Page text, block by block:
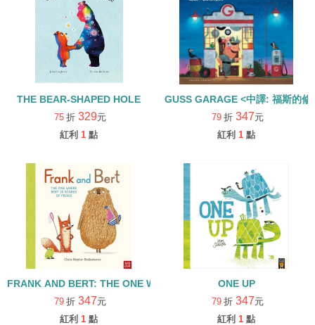
THE BEAR-SHAPED HOLE
75 折 329元
紅利 1 點
GUSS GARAGE <中譯: 福斯的修
79 折 347元
紅利 1 點
FRANK AND BERT: THE ONE WHERE BERT IS
79 折 347元
紅利 1 點
ONE UP
79 折 347元
紅利 1 點